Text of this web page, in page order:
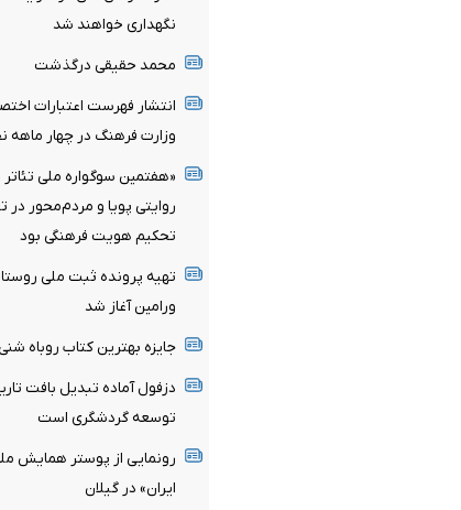
نگهداری خواهند شد
محمد حقیقی درگذشت
انتشار فهرست اعتبارات
وزارت فرهنگ در چهار ماهه
«هفتمین سوگواره ملی تئاتر
روایتی پویا و مردم‌محور در
تحکیم هویت فرهنگی بود
تهیه پرونده ثبت ملی
ورامین آغاز شد
جایزه بهترین کتاب روباه
توسعه گردشگری است
رونمایی از پوستر همایش
ایران» در گیلان